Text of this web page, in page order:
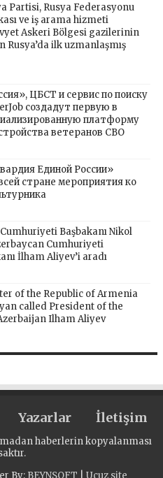
Partisi, Rusya Federasyonu
ve iş arama hizmeti
Askeri Bölgesi gazilerinin
Rusya’da ilk uzmanlaşmış
ЦБСТ и сервис по поиску
создадут первую в
платформу
ветеранов СВО
Единой России»
стране мероприятия ко
Başbakanı Nikol
Cumhuriyeti
İlham Aliyev’i aradı
of the Republic of Armenia
called President of the
Ilham Aliyev
Yazarlar İletişim
haberlerin kopyalanması
By; BEYNSOFT Ucuz site